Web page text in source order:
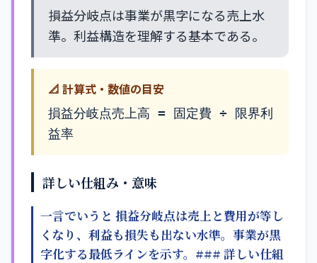
損益分岐点は事業が黒字になる売上水
準。利益構造を理解する基本である。
📐 計算式・数値の目安
損益分岐点売上高 = 固定費 ÷ 限界利
益率
詳しい仕組み・意味
一言でいうと 損益分岐点は売上と費用が等し
くなり、利益も損失も出ない水準。事業が黒
字化する最低ラインを示す。### 詳しい仕組